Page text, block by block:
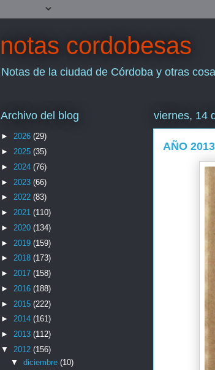
notas cordobesas
Notas de la ciudad de Córdoba y otras
viernes, 14
AÑO
Archivo del blog
► 2026 (29)
► 2025 (35)
► 2024 (76)
► 2023 (66)
► 2022 (83)
► 2021 (110)
► 2020 (134)
► 2019 (159)
► 2018 (173)
► 2017 (158)
► 2016 (188)
► 2015 (222)
► 2014 (161)
► 2013 (112)
▼ 2012 (156)
▼ diciembre (10)